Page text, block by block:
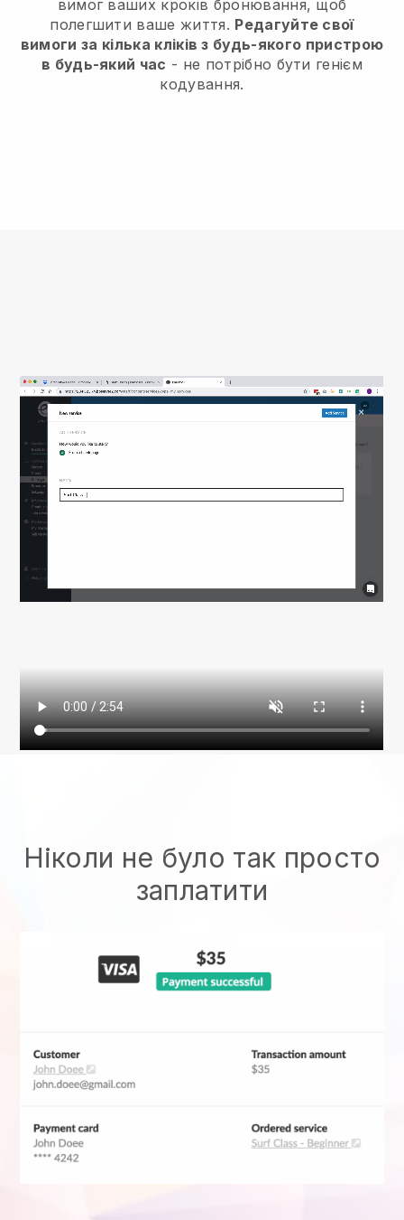
вимог ваших кроків бронювання, щоб
полегшити ваше життя. Редагуйте свої
вимоги за кілька кліків з будь-якого пристрою
в будь-який час - не потрібно бути генієм
кодування.
Ніколи не було так просто
заплатити